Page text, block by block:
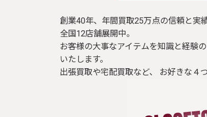
創業40年、年間買取25万点の信頼と実
全国12店舗展開中。
お客様の大事なアイテムを知識と経験
いたします。
出張買取や宅配買取など、 お好きな４